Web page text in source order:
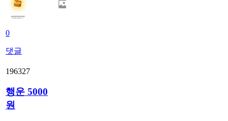
0
댓글
196327
행운 5000
원